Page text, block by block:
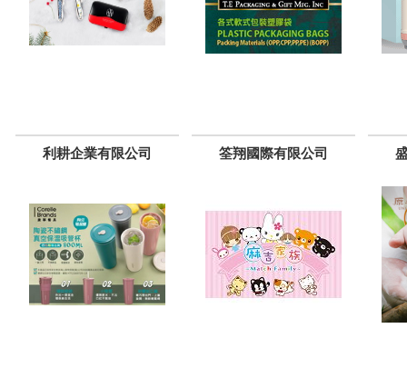
利耕企業有限公司 筌翔國際有限公司